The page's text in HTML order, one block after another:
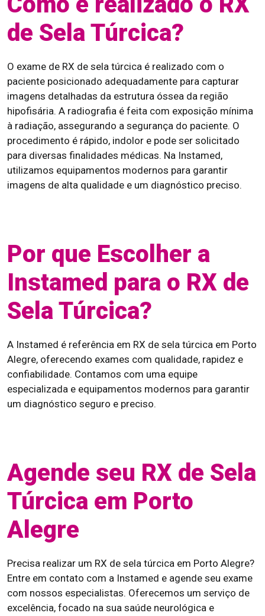
de Sela Túrcica?
O exame de RX de sela túrcica é realizado com o
paciente posicionado adequadamente para capturar
imagens detalhadas da estrutura óssea da região
hipofisária. A radiografia é feita com exposição mínima
à radiação, assegurando a segurança do paciente. O
procedimento é rápido, indolor e pode ser solicitado
para diversas finalidades médicas. Na Instamed,
utilizamos equipamentos modernos para garantir
imagens de alta qualidade e um diagnóstico preciso.
Por que Escolher a
Instamed para o RX de
Sela Túrcica?
A Instamed é referência em RX de sela túrcica em Porto
Alegre, oferecendo exames com qualidade, rapidez e
confiabilidade. Contamos com uma equipe
especializada e equipamentos modernos para garantir
um diagnóstico seguro e preciso.
Agende seu RX de Sela
Túrcica em Porto
Alegre
Precisa realizar um RX de sela túrcica em Porto Alegre?
Entre em contato com a Instamed e agende seu exame
com nossos especialistas. Oferecemos um serviço de
excelência, focado na sua saúde neurológica e